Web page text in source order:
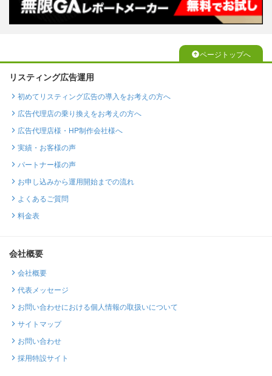
ページトップへ
リスティング広告運用
初めてリスティング広告の導入をお考えの方へ
広告代理店の乗り換えをお考えの方へ
広告代理店様・HP制作会社様へ
実績・お客様の声
パートナー様の声
お申し込みから運用開始までの流れ
よくあるご質問
料金表
会社概要
会社概要
代表メッセージ
お問い合わせにおける個人情報の取扱いについて
サイトマップ
お問い合わせ
採用特設サイト